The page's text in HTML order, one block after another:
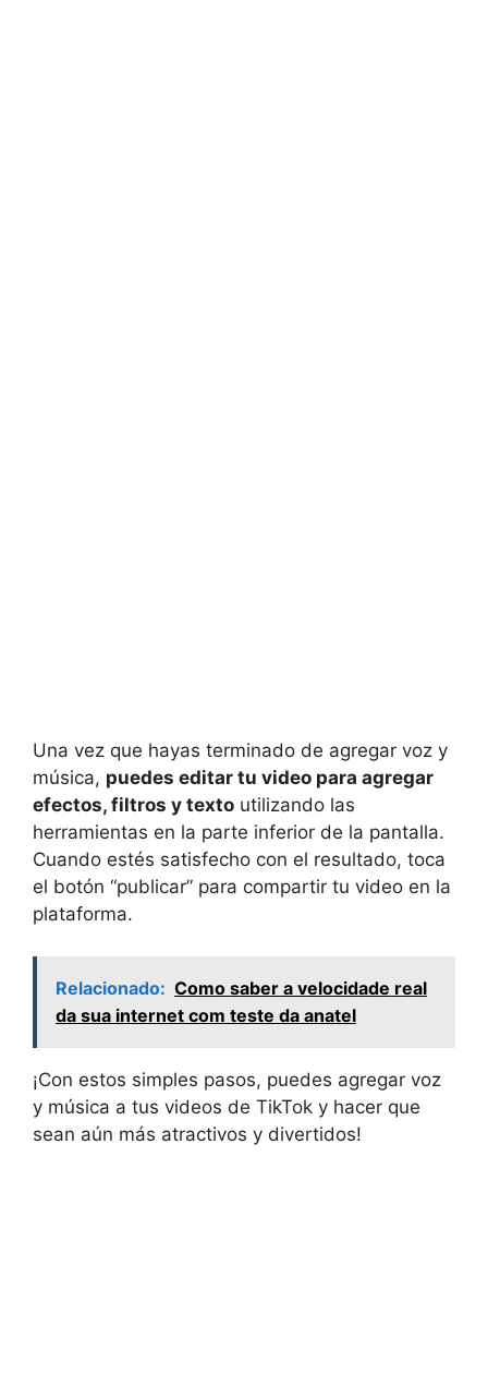
Una vez que hayas terminado de agregar voz y
música, puedes editar tu video para agregar
efectos, filtros y texto utilizando las
herramientas en la parte inferior de la pantalla.
Cuando estés satisfecho con el resultado, toca
el botón “publicar” para compartir tu video en la
plataforma.
Relacionado: Como saber a velocidade real
da sua internet com teste da anatel
¡Con estos simples pasos, puedes agregar voz
y música a tus videos de TikTok y hacer que
sean aún más atractivos y divertidos!